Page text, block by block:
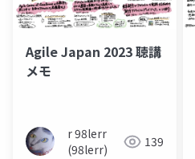
Agile Japan 2023 聴講
メモ
r 98lerr
(98lerr)
139